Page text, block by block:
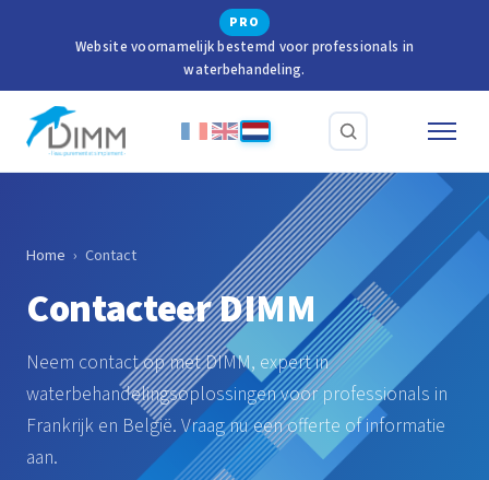
PRO
Website voornamelijk bestemd voor professionals in
waterbehandeling.
Home › Contact
Contacteer DIMM
Neem contact op met DIMM, expert in
waterbehandelingsoplossingen voor professionals in
Frankrijk en België. Vraag nu een offerte of informatie
aan.